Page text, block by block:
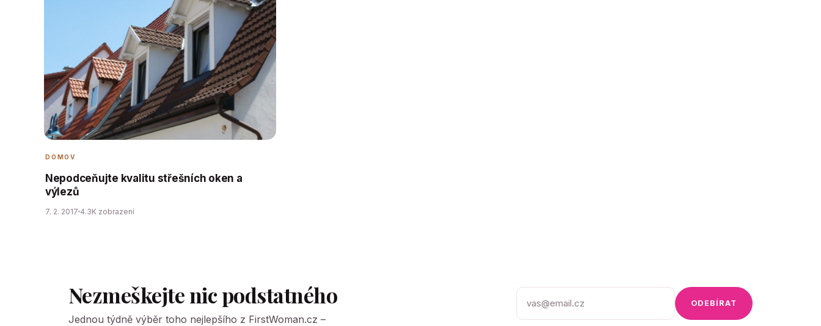
DOMOV
Nepodceňujte kvalitu střešních oken a
výlezů
7. 2. 2017 4.3K zobrazení
Nezmeškejte nic podstatného
Jednou týdně výběr toho nejlepšího z FirstWoman.cz –
ODEBÍRAT